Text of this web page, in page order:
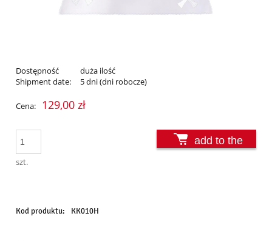
Dostępność
duża ilość
Shipment date:
5 dni (dni robocze)
Cena: 129,00 zł
szt.
add to the
Kod produktu: KK010H